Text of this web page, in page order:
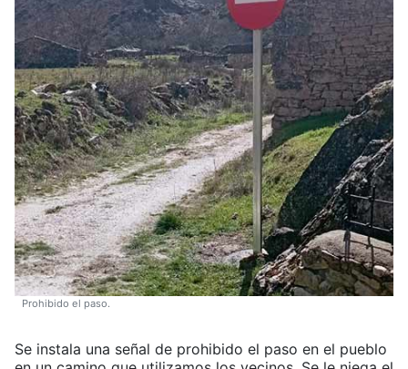
Prohibido el paso.
Se instala una señal de prohibido el paso en el pueblo